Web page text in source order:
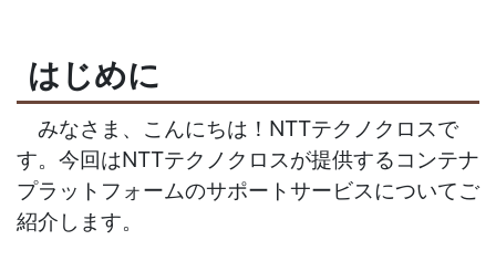
はじめに
みなさま、こんにちは！NTTテクノクロスで
す。今回はNTTテクノクロスが提供するコンテナ
プラットフォームのサポートサービスについてご
紹介します。